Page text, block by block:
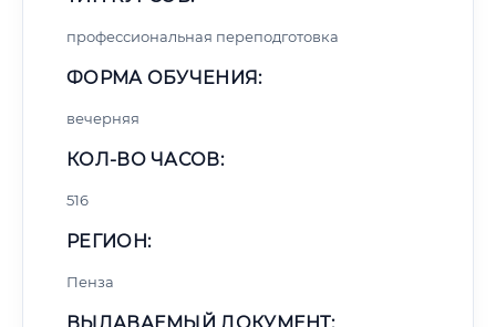
профессиональная переподготовка
ФОРМА ОБУЧЕНИЯ:
вечерняя
КОЛ-ВО ЧАСОВ:
516
РЕГИОН:
Пенза